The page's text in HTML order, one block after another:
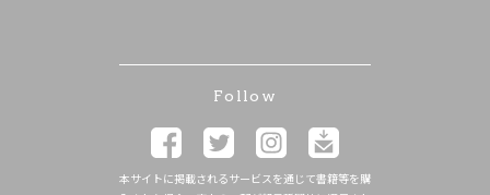
Follow
本サイトに掲載されるサービスを通じて書籍等を購